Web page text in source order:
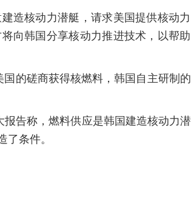
造核动力潜艇，请求美国提供核动
向韩国分享核动力推进技术，以帮
的磋商获得核燃料，韩国自主研制
告称，燃料供应是韩国建造核动力
条件。